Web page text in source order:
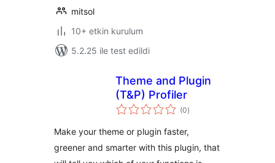
mitsol
10+ etkin kurulum
5.2.25 ile test edildi
Theme and Plugin
(T&P) Profiler
(0toplam
puan
)
Make your theme or plugin faster,
greener and smarter with this plugin, that